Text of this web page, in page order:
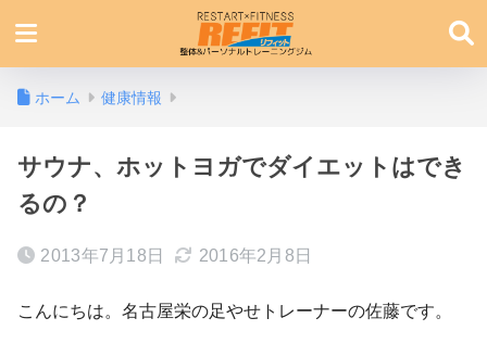
ホーム 健康情報
サウナ、ホットヨガでダイエットはでき
るの？
2013年7月18日 2016年2月8日
こんにちは。名古屋栄の足やせトレーナーの佐藤です。